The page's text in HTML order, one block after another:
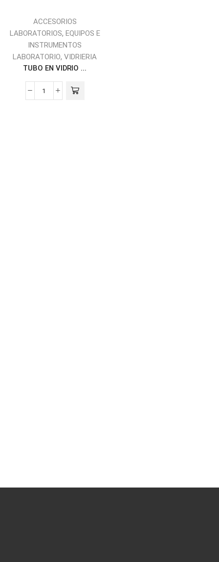
ACCESORIOS
LABORATORIOS, EQUIPOS E
INSTRUMENTOS
LABORATORIO, VIDRIERIA
TUBO EN VIDRIO ...